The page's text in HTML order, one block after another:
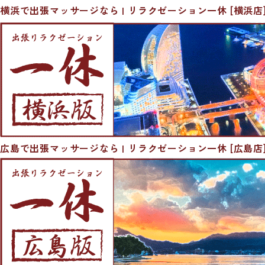
横浜で出張マッサージなら | リラクゼーション一休 [横浜
広島で出張マッサージなら | リラクゼーション一休 [広島